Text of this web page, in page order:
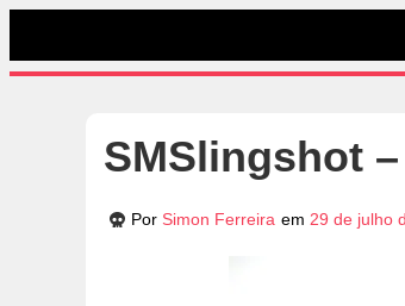
SMSlingshot
Por Simon Ferreira em 29 de julho